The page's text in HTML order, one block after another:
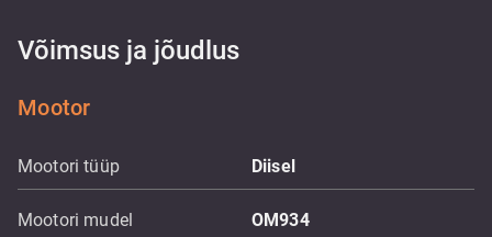
Võimsus ja jõudlus
Mootor
Mootori tüüp Diisel
Mootori mudel OM934